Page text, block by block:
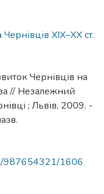
Чернівців ХІХ–ХХ ст.
Чернівців на
// Незалежний
; Львів, 2009. -
987654321/1606